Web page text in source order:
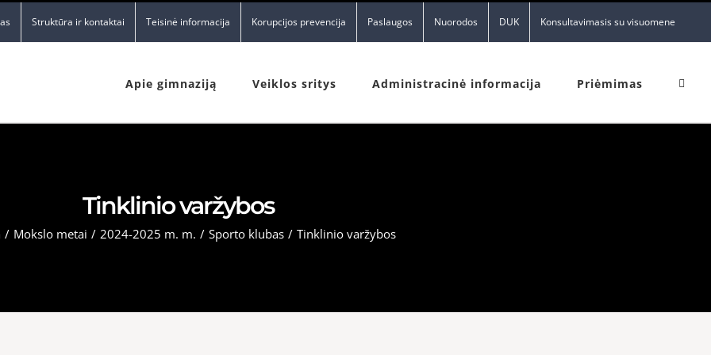
Struktūra ir kontaktai Teisinė informacija Korupcijos prevencija Paslaugos Nuorodos DUK Konsultavimasis su visuomene
Apie gimnaziją Veiklos sritys Administracinė informacija Priėmimas
Tinklinio varžybos
/ Mokslo metai / 2024-2025 m. m. / Sporto klubas / Tinklinio varžybos